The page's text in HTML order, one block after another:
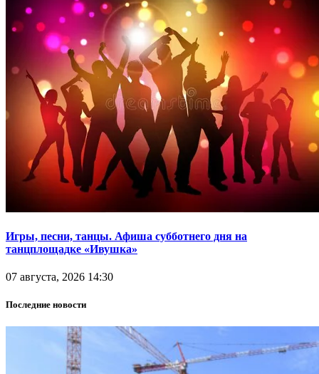
Игры, песни, танцы. Афиша субботнего дня на
танцплощадке «Ивушка»
07 августа, 2026 14:30
Последние новости